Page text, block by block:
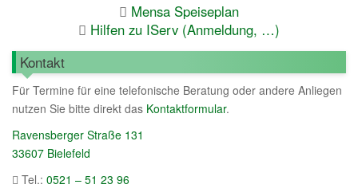
Mensa Speiseplan
Hilfen zu IServ (Anmeldung, …)
Kontakt
Für Termine für eine telefonische Beratung oder andere Anliegen
nutzen Sie bitte direkt das Kontaktformular.
Ravensberger Straße 131
33607 Bielefeld
Tel.: 0521 – 51 23 96